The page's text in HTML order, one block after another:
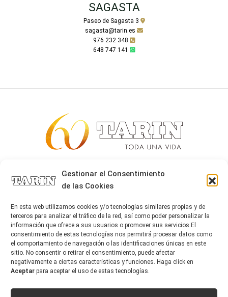
Gestionar el Consentimiento
de las Cookies
En esta web utilizamos cookies y/o tecnologías similares propias y de
terceros para analizar el tráfico de la red, así como poder personalizar la
información que ofrece a sus usuarios o promover sus servicios.El
consentimiento de estas tecnologías nos permitirá procesar datos como
el comportamiento de navegación o las identificaciones únicas en este
sitio. No consentir o retirar el consentimiento, puede afectar
negativamente a ciertas características y funciones. Haga click en
Aceptar para aceptar el uso de estas tecnologías.
SAGASTA
Paseo de Sagasta 3
sagasta@tarin.es
976 232 348
648 747 141
Alta joyería desde 1963
Tarín Magazine
Contacto